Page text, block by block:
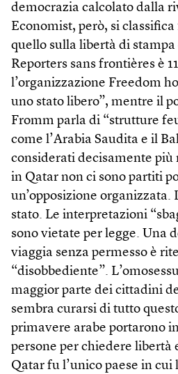
democrazia calcolato dalla
Economist, però, si classifica
quello sulla libertà di stampa
Reporters sans frontières è
l’organizzazione Freedom
uno stato libero”, mentre il
Fromm parla di “strutture
come l’Arabia Saudita e il
considerati decisamente più
in Qatar non ci sono partiti
un’opposizione organizzata.
stato. Le interpretazioni
sono vietate per legge. Una
viaggia senza permesso è
“disobbediente”.
maggior parte dei cittadini
sembra curarsi di tutto
primavere arabe portarono
persone per chiedere libertà
Qatar fu l’unico paese in cui